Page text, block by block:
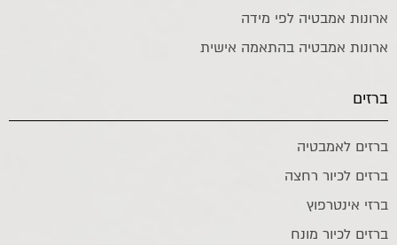
ארונות אמבטיה לפי מידה
ארונות אמבטיה בהתאמה אישית
ברזים
ברזים לאמבטיה
ברזים לכיור רחצה
ברזי אינטרפוץ
ברזים לכיור מונח